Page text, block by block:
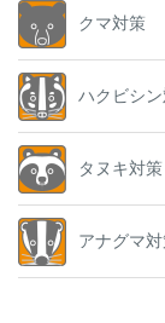
クマ対策
ハクビシ
タヌキ対策
アナグマ